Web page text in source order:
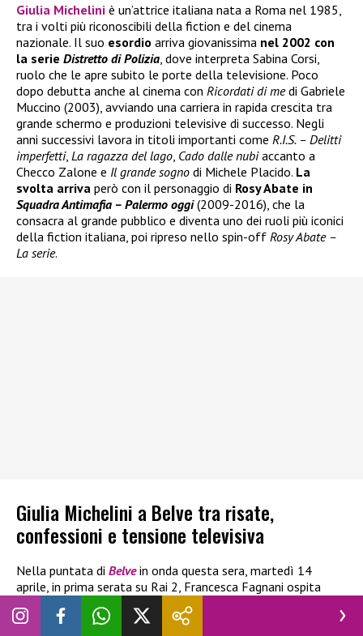
Giulia Michelini è un’attrice italiana nata a Roma nel 1985,
tra i volti più riconoscibili della fiction e del cinema
nazionale. Il suo esordio arriva giovanissima nel 2002 con
la serie Distretto di Polizia , dove interpreta Sabina Corsi,
ruolo che le apre subito le porte della televisione. Poco
dopo debutta anche al cinema con Ricordati di medi Gabriele
Muccino (2003), avviando una carriera in rapida crescita tra
grande schermo e produzioni televisive di successo. Negli
anni successivi lavora in titoli importanti come R.I.S. – Delitti
imperfetti, La ragazza del lago Cado dalle nubiaccanto a
Checco Zalone e Il grande sogno di Michele Placido. La
svolta arriva però con il personaggio di Rosy Abate in
Squadra Antimafia – Palermo oggi(2009-2016), che la
consacra al grande pubblico e diventa uno dei ruoli più iconici
della fiction italiana, poi ripreso nello spin-off Rosy Abate –
La serie.
Giulia Michelini a Belve tra risate,
confessioni e tensione televisiva
Nella puntata di Belve in onda questa sera, martedì 14
aprile, in prima serata su Rai 2, Francesca Fagnani ospita
Giulia Michelini insieme a Carlo Conti e Francesco
“Lenticchio” Chiofalo.L’attrice, tra le più amate della fiction